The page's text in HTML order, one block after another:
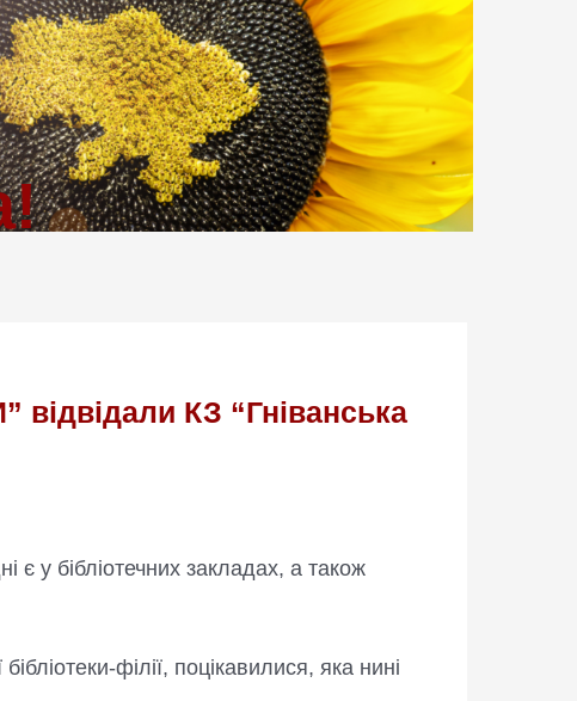
КЗ “Гніванська
є у бібліотечних закладах, а також
філії, поцікавилися, яка нині